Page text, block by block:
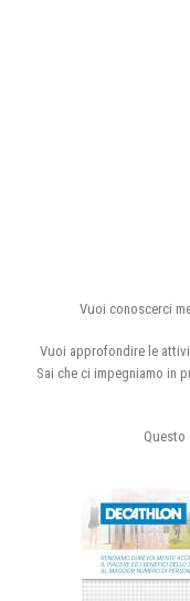
Vuoi conoscerci
Vuoi approfondire le
Sai che ci impegniamo in
Questo